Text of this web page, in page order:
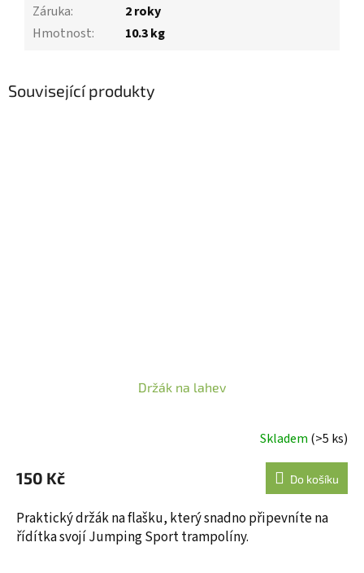
Záruka:
2 roky
Hmotnost: 10.3 kg
Související produkty
Držák na lahev
produktu
5,0
z
Skladem (>5 ks)
150 Kč Do košíku
Praktický držák na flašku, který snadno připevníte na
řídítka svojí Jumping Sport trampolíny.